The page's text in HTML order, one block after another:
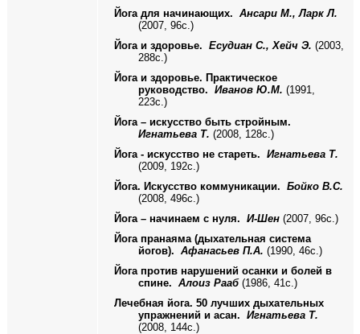
Йога для начинающих. Ансари М., Ларк Л.
(2007, 96с.)
Йога и здоровье. Есудиан С., Хейч Э. (2003,
288с.)
Йога и здоровье. Практическое
руководство. Иванов Ю.М. (1991,
223с.)
Йога – искусство быть стройным.
Игнатьева Т. (2008, 128с.)
Йога - искусство не стареть. Игнатьева Т.
(2009, 192с.)
Йога. Искусство коммуникации. Бойко В.С.
(2008, 496с.)
Йога – начинаем с нуля. И-Шен (2007, 96с.)
Йога пранаяма (дыхательная система
йогов). Афанасьев П.А. (1990, 46с.)
Йога против нарушений осанки и болей в
спине. Алоиз Рааб(1986, 41с.)
Лечебная йога. 50 лучших дыхательных
упражнений и асан. Игнатьева Т.
(2008, 144с.)